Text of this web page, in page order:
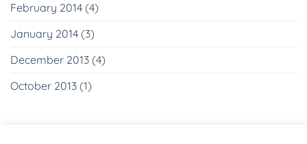
February 2014 (4)
January 2014 (3)
December 2013 (4)
October 2013 (1)